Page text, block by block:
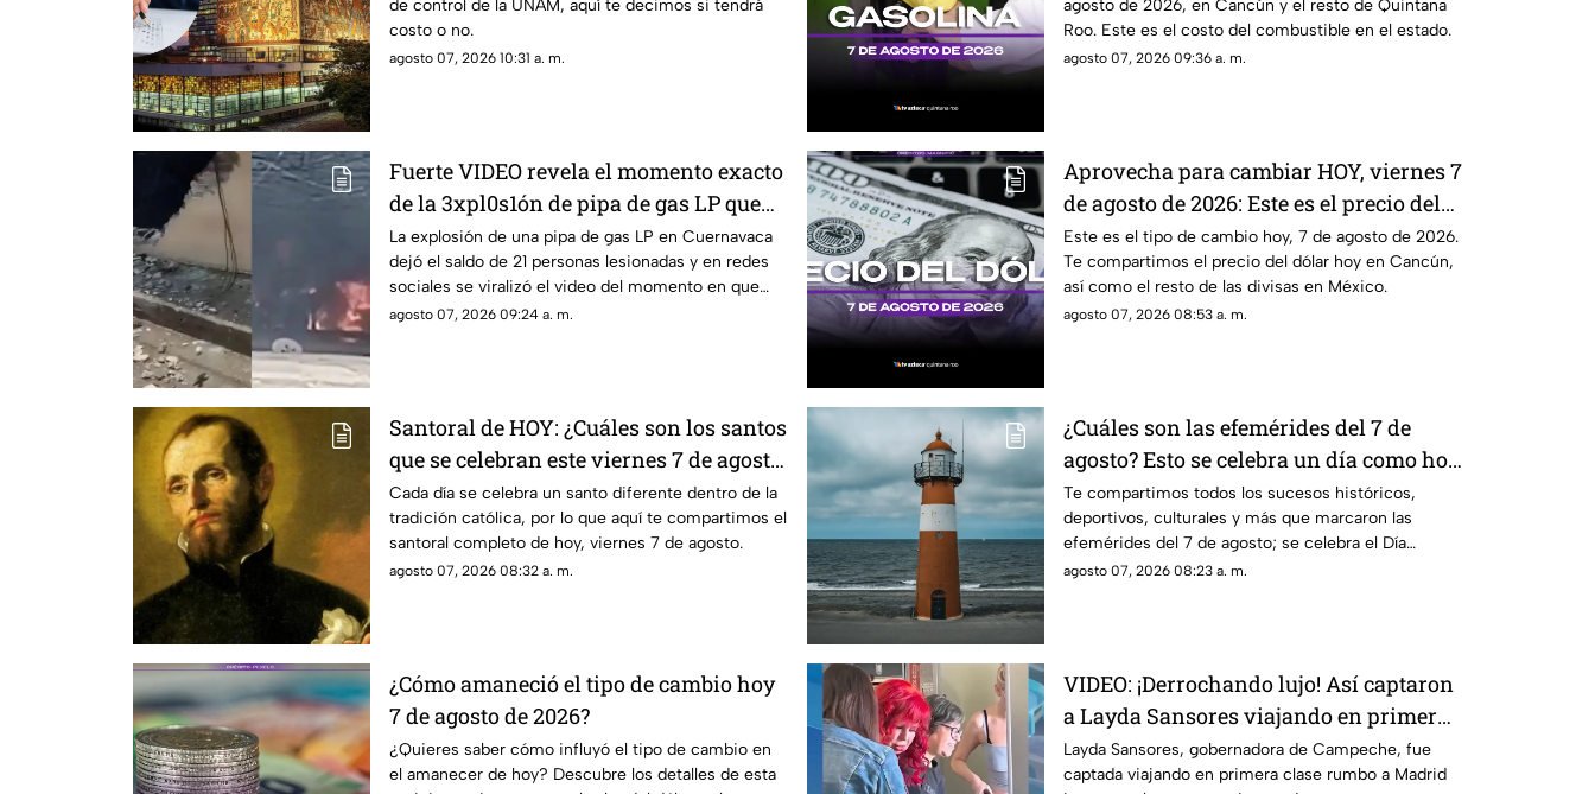
de control de la UNAM, aquí te decimos si tendrá
costo o no.
agosto 07, 2026 10:31 a. m.
Quintana Roo
agosto de 2026, en Cancún y el resto de Quintana
Roo. Este es el costo del combustible en el estado.
agosto 07, 2026 09:36 a. m.
Fuerte VIDEO revela el momento exacto
de la 3xpl0s1ón de pipa de gas LP que
dejó a 21 personas l3s10n4d4s: Esto se
sabe sobre lo ocurrido en Cuernavaca
La explosión de una pipa de gas LP en Cuernavaca
dejó el saldo de 21 personas lesionadas y en redes
sociales se viralizó el video del momento en que
ocurrió.
agosto 07, 2026 09:24 a. m.
Aprovecha para cambiar HOY, viernes 7
de agosto de 2026: Este es el precio del
dólar estadounidense en Cancún
Este es el tipo de cambio hoy, 7 de agosto de 2026.
Te compartimos el precio del dólar hoy en Cancún,
así como el resto de las divisas en México.
agosto 07, 2026 08:53 a. m.
Santoral de HOY: ¿Cuáles son los santos
que se celebran este viernes 7 de agosto
de 2026?
Cada día se celebra un santo diferente dentro de la
tradición católica, por lo que aquí te compartimos el
santoral completo de hoy, viernes 7 de agosto.
agosto 07, 2026 08:32 a. m.
¿Cuáles son las efemérides del 7 de
agosto? Esto se celebra un día como hoy
en México y el mundo
Te compartimos todos los sucesos históricos,
deportivos, culturales y más que marcaron las
efemérides del 7 de agosto; se celebra el Día
Mundial de los Faros.
agosto 07, 2026 08:23 a. m.
¿Cómo amaneció el tipo de cambio hoy
7 de agosto de 2026?
¿Quieres saber cómo influyó el tipo de cambio en
el amanecer de hoy? Descubre los detalles de esta
VIDEO: ¡Derrochando lujo! Así captaron
a Layda Sansores viajando en primera
clase a Madrid; iba con su hermana
titular del DIF de Campeche
Layda Sansores, gobernadora de Campeche, fue
captada viajando en primera clase rumbo a Madrid